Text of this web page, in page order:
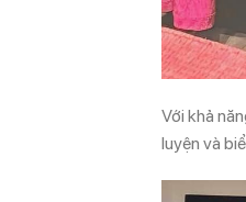
Với khả
luyện và